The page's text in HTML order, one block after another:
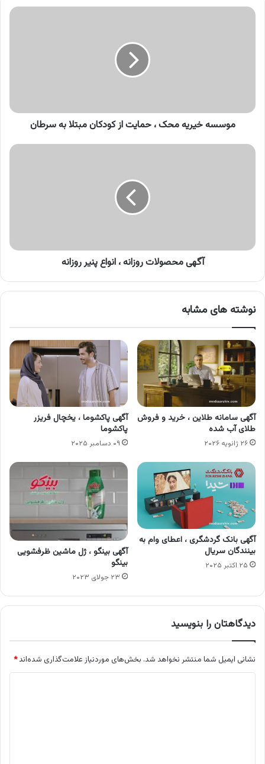
موسسه
به
سرطانموسسه خیریه محک ، حمایت از کودکان مبتلا به سرطان
آگهی
آگهی محصولات روزانه ، انواع پنیر روزانه
نوشته های مشابه
آگهی سامانه طلاین ، خرید و فروش
طلای آب شده
۲۶ ژانویه ۲۰۲۶
آگهی پاکشوما ، یخچال فریزر
پاکشوما
۰۹ دسامبر ۲۰۲۵
آگهی بانک گردشگری ، اعطای وام به
بینندگان سریال
۲۵ اکتبر ۲۰۲۵
آگهی بینگو ، ژل ماشین ظرفشویی
بینگو
۲۳ جولای ۲۰۲۳
دیدگاهتان را بنویسید
نشانی ایمیل شما منتشر نخواهد شد. بخش‌های موردنیاز علامت‌گذاری شده‌اند*